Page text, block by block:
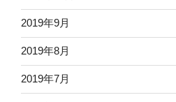
2019年9月
2019年8月
2019年7月